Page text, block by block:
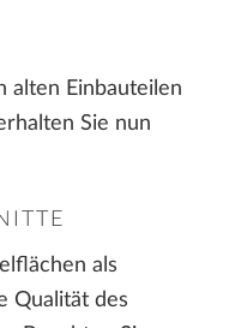
alten Einbauteilen
Sie nun
als
Qualität des